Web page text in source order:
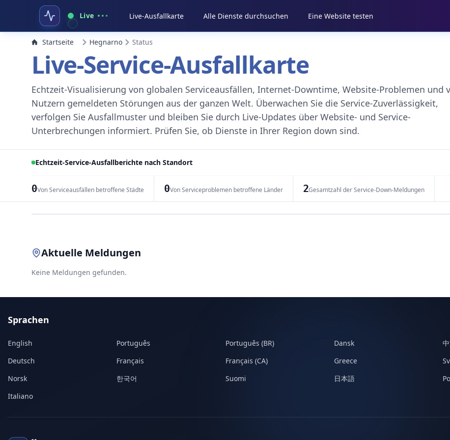
Live Live-Ausfallkarte Alle Dienste durchsuchen Eine Website testen
Startseite Hegnarno Status
Live-Service-Ausfallkarte
Echtzeit-Visualisierung von globalen Serviceausfällen, Internet-Downtime, Website-Problemen und
Nutzern gemeldeten Störungen aus der ganzen Welt. Überwachen Sie die Service-Zuverlässigkeit,
verfolgen Sie Ausfallmuster und bleiben Sie durch Live-Updates über Website- und Service-
Unterbrechungen informiert. Prüfen Sie, ob Dienste in Ihrer Region down sind.
Echtzeit-Service-Ausfallberichte nach Standort
0Von Serviceausfällen betroffene Städte 0Von Serviceproblemen betroffene Länder 2Gesamtzahl der Service-Down-Meldungen
Aktuelle Meldungen
Keine Meldungen gefunden.
Sprachen
English Português Português (BR) Dansk
Deutsch
Français Français (CA) Greece
Norsk
한국어 Suomi 日本語
Italiano